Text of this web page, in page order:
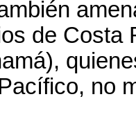
de Costa
no